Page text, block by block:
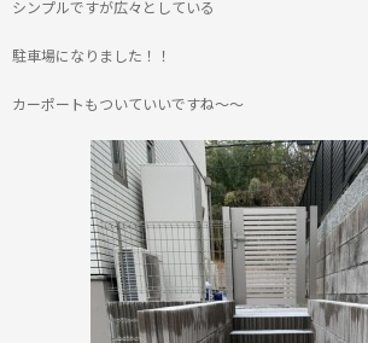
シンプルですが広々としている
駐車場になりました！！
カーポートもついていいですね～～